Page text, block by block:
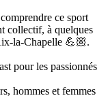
ce sport
collectif, à quelques
la-Chapelle 💪🏼.
pour les passionnés
hommes et femmes